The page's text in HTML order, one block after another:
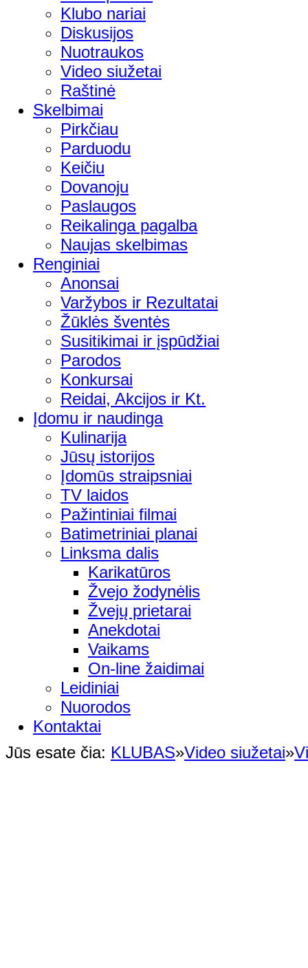
Klubo nariai
Diskusijos
Nuotraukos
Video siužetai
Raštinė
Skelbimai
Pirkčiau
Parduodu
Keičiu
Dovanoju
Paslaugos
Reikalinga pagalba
Naujas skelbimas
Renginiai
Anonsai
Varžybos ir Rezultatai
Žūklės šventės
Susitikimai ir įspūdžiai
Parodos
Konkursai
Reidai, Akcijos ir Kt.
Įdomu ir naudinga
Kulinarija
Jūsų istorijos
Įdomūs straipsniai
TV laidos
Pažintiniai filmai
Batimetriniai planai
Linksma dalis
Karikatūros
Žvejo žodynėlis
Žvejų prietarai
Anekdotai
Vaikams
On-line žaidimai
Leidiniai
Nuorodos
Kontaktai
Jūs esate čia: KLUBAS»Video siužetai»